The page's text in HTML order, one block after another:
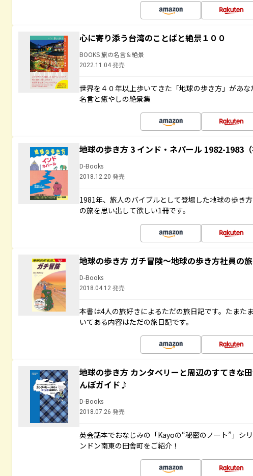
心に寄り添う台湾のことばと絶景１００
BOOKS 旅の名言＆絶景
2022.11.04 発売
世界を４０年以上歩いてきた「地球の歩き方」があ
名言と癒やしの絶景集
地球の歩き方 3 インド・ネパール 1982-1983（
D-Books
2018.12.20 発売
1981年、旅人のバイブルとして登場した地球の歩
の旅を思い出して欲しい1冊です。
地球の歩き方 ガチ冒険～地球の歩き方社員の
D-Books
2018.04.12 発売
本書は4人の旅好きによるただの旅日記です。たまた
いてある内容はただの旅日記です。
地球の歩き方 カンタベリーと周辺のすてきな
んぽガイド♪
D-Books
2018.07.26 発売
英会話本でおなじみの「Kayoの“秘密のノート”」シ
ンドン南東の田舎町をご紹介！